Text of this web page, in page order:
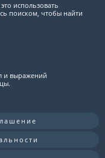
использовать
поиском, чтобы найти
и выражений